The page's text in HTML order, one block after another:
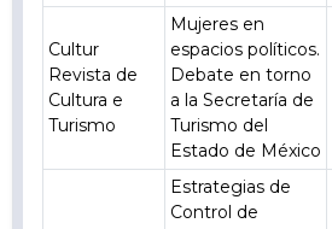
Cultur
Revista de
Cultura e
Turismo
Mujeres en
espacios políticos.
Debate en torno
a la Secretaría de
Turismo del
Estado de México
Estrategias de
Control de